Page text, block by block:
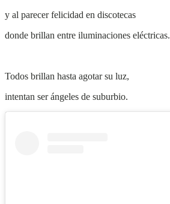
y al parecer felicidad en discotecas
donde brillan entre iluminaciones eléctricas.
Todos brillan hasta agotar su luz,
intentan ser ángeles de suburbio.